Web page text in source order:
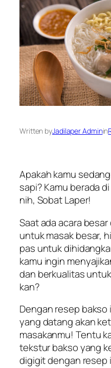
Written byJadilaper Adminin
Apakah kamu
sapi? Kamu berada
nih, Sobat Laper!
Saat ada acara
untuk masak besar,
pas untuk
kamu ingin
dan berkualitas
kan?
Dengan resep bakso
yang datang akan
masakanmu! Tentu
tekstur bakso yang
digigit dengan resep